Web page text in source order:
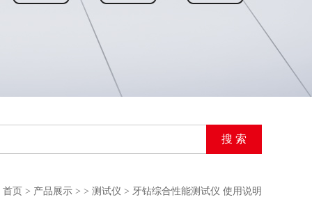
首页 > 产品展示 > > 测试仪 > 牙钻综合性能测试仪 使用说明